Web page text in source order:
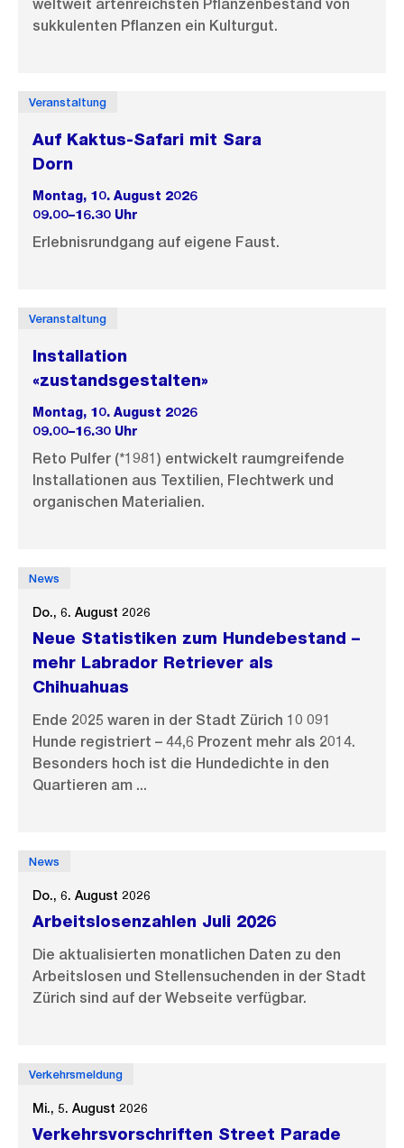
weltweit artenreichsten Pflanzenbestand von
sukkulenten Pflanzen ein Kulturgut.
Veranstaltung
Auf Kaktus-Safari mit Sara
Dorn
Montag, 10. August 2026
09.00–16.30 Uhr
Erlebnisrundgang auf eigene Faust.
Veranstaltung
Installation
«zustandsgestalten»
Montag, 10. August 2026
09.00–16.30 Uhr
Reto Pulfer (*1981) entwickelt raumgreifende
Installationen aus Textilien, Flechtwerk und
organischen Materialien.
News
Do., 6. August 2026
Neue Statistiken zum Hundebestand –
mehr Labrador Retriever als
Chihuahuas
Ende 2025 waren in der Stadt Zürich 10 091
Hunde registriert – 44,6 Prozent mehr als 2014.
Besonders hoch ist die Hundedichte in den
Quartieren am ...
News
Do., 6. August 2026
Arbeitslosenzahlen Juli 2026
Die aktualisierten monatlichen Daten zu den
Arbeitslosen und Stellensuchenden in der Stadt
Zürich sind auf der Webseite verfügbar.
Verkehrsmeldung
Mi., 5. August 2026
Verkehrsvorschriften Street Parade